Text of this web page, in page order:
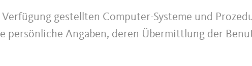
Verfügung gestellten Computer-Systeme und
persönliche Angaben, deren Übermittlung der